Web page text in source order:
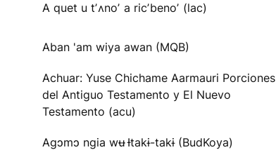
A quet u tʼʌnoʼ a ricʼbenoʼ (lac)
Aban 'am wiya awan (MQB)
Achuar: Yuse Chichame Aarmauri Porciones
del Antiguo Testamento y El Nuevo
Testamento (acu)
Agɔmɔ ngia wʉ Ɨtakɨ-takɨ (BudKoya)